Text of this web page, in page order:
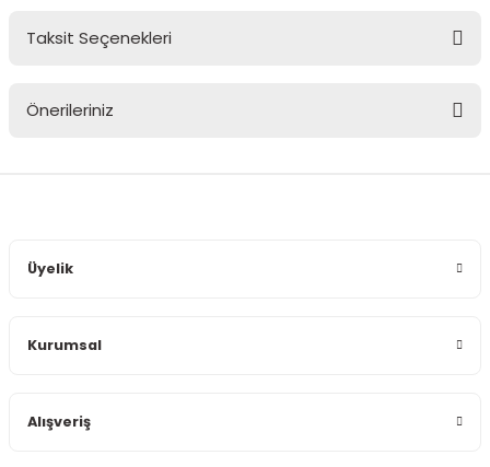
Taksit Seçenekleri
Önerileriniz
Ürün bilgilerinde hatalar bulunuyor.
Üyelik
Kurumsal
Alışveriş